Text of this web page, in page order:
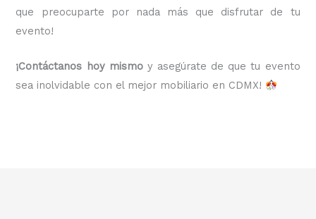
que preocuparte por nada más que disfrutar de tu
evento!
¡Contáctanos hoy mismoy asegúrate de que tu evento
sea inolvidable con el mejor mobiliario en CDMX!